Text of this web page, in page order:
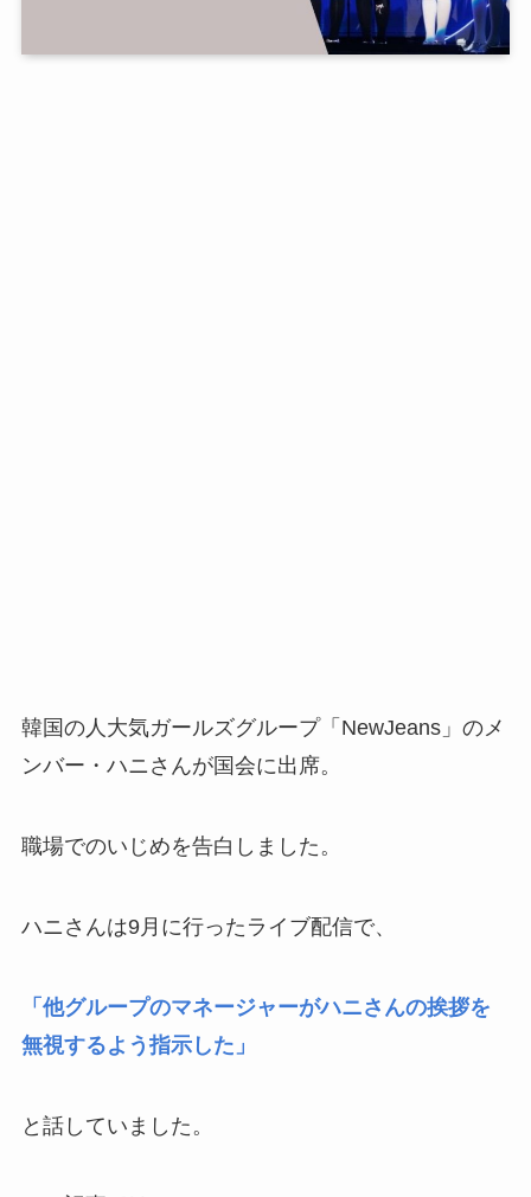
韓国の人大気ガールズグループ「NewJeans」のメ
ンバー・ハニさんが国会に出席。
職場でのいじめを告白しました。
ハニさんは9月に行ったライブ配信で、
「他グループのマネージャーがハニさんの挨拶を
無視するよう指示した」
と話していました。